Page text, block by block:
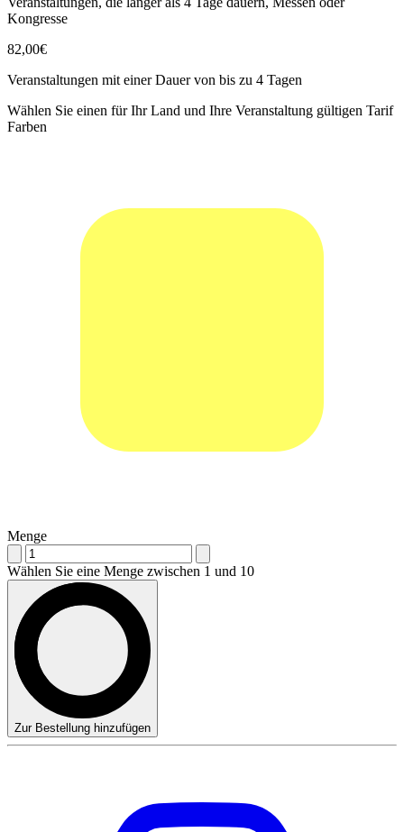
Kongresse
82,00€
Veranstaltungen mit einer Dauer von bis zu 4 Tagen
Wählen Sie einen für Ihr Land und Ihre Veranstaltung gültigen Tarif
Farben
Menge
Wählen Sie eine Menge zwischen 1 und 10
Zur Bestellung hinzufügen